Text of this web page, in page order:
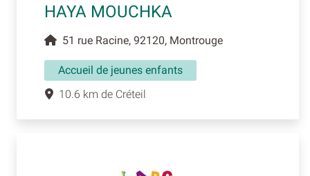
HAYA MOUCHKA
51 rue Racine, 92120, Montrouge
Accueil de jeunes enfants
10.6 km de Créteil